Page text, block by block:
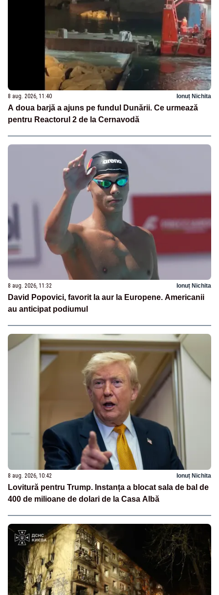
8 aug. 2026, 11:40 Ionuț Nichita
A doua barjă a ajuns pe fundul Dunării. Ce urmează
pentru Reactorul 2 de la Cernavodă
8 aug. 2026, 11:32 Ionuț Nichita
David Popovici, favorit la aur la Europene. Americanii
au anticipat podiumul
8 aug. 2026, 10:42 Ionuț Nichita
Lovitură pentru Trump. Instanța a blocat sala de bal de
400 de milioane de dolari de la Casa Albă